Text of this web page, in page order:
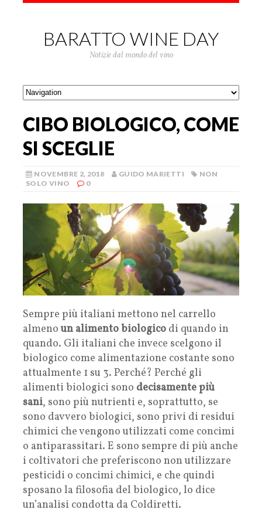
BARATTO WINE DAY
Notizie dal mondo del vino
CIBO BIOLOGICO, COME
SI SCEGLIE
NOVEMBRE 2, 2018 GUIDO MARIETTI
NON
SOLO VINO
0
Sempre più italiani mettono nel carrello
almenoun alimento biologico di quando in
quando. Gli italiani che invece scelgono il
biologico come alimentazione costante sono
attualmente 1 su 3. Perché? Perché gli
alimenti biologici sono decisamente più
sani, sono più nutrienti e, soprattutto, se
sono davvero biologici, sono privi di residui
chimici che vengono utilizzati come concimi
o antiparassitari. E sono sempre di più anche
i coltivatori che preferiscono non utilizzare
pesticidi o concimi chimici, e che quindi
sposano la filosofia del biologico, lo dice
un’analisi condotta da Coldiretti.